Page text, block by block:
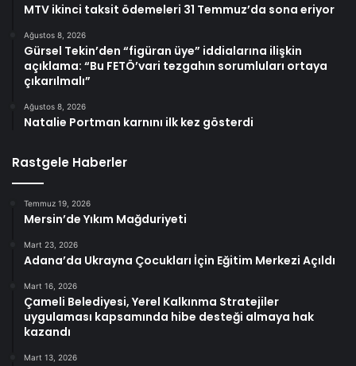
MTV ikinci taksit ödemeleri 31 Temmuz’da sona eriyor
Ağustos 8, 2026
Gürsel Tekin’den “figüran üye” iddialarına ilişkin
açıklama: “Bu FETÖ’vari tezgahın sorumluları ortaya
çıkarılmalı”
Ağustos 8, 2026
Natalie Portman karnını ilk kez gösterdi
Rastgele Haberler
Temmuz 19, 2026
Mersin’de Yıkım Mağduriyeti
Mart 23, 2026
Adana’da Ukrayna Çocukları İçin Eğitim Merkezi Açıldı
Mart 16, 2026
Çameli Belediyesi, Yerel Kalkınma Stratejiler
uygulaması kapsamında hibe desteği almaya hak
kazandı
Mart 13, 2026